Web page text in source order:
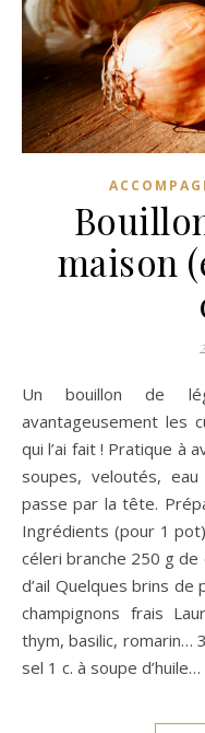
maison
Un bouillon de légumes maison qui remplace
avantageusement les
qui l’ai fait ! Pratique à
soupes, veloutés,
passe par la tête.
Ingrédients (pour 1
céleri branche 250 g
d’ail Quelques brins
champignons frais
thym, basilic, romarin…
sel 1 c. à soupe d’huile…